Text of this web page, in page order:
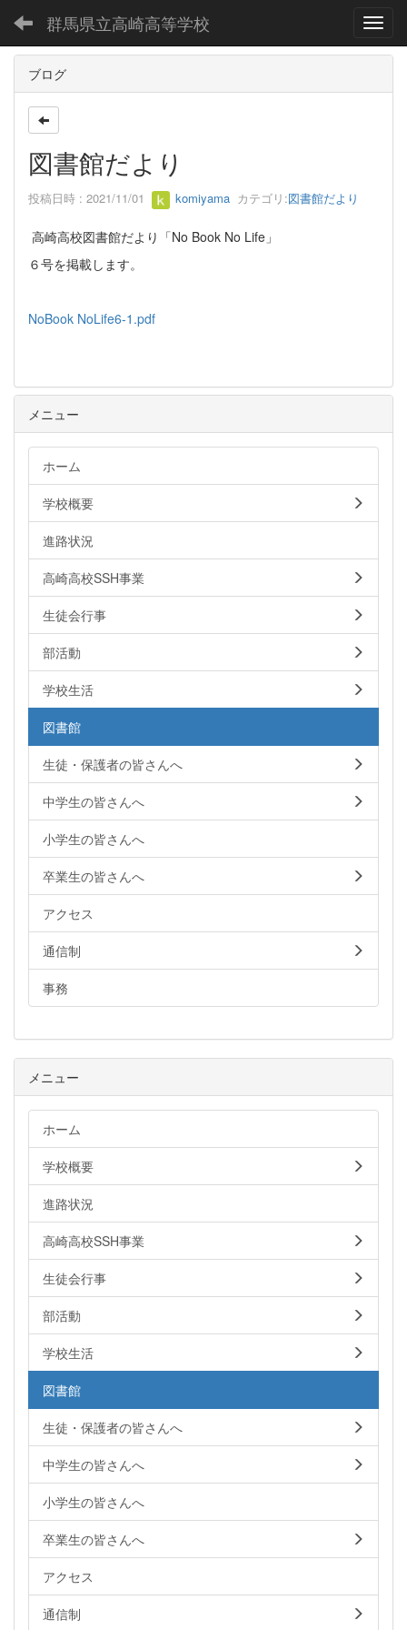
群馬県立高崎高等学校
ブログ
図書館だより
投稿日時 : 2021/11/01 komiyama カテゴリ:図書館だより
高崎高校図書館だより「No Book No Life」
６号を掲載します。
NoBook NoLife6-1.pdf
メニュー
ホーム
学校概要
進路状況
高崎高校SSH事業
生徒会行事
部活動
学校生活
図書館
生徒・保護者の皆さんへ
中学生の皆さんへ
小学生の皆さんへ
卒業生の皆さんへ
アクセス
通信制
事務
メニュー
ホーム
学校概要
進路状況
高崎高校SSH事業
生徒会行事
部活動
学校生活
図書館
生徒・保護者の皆さんへ
中学生の皆さんへ
小学生の皆さんへ
卒業生の皆さんへ
アクセス
通信制